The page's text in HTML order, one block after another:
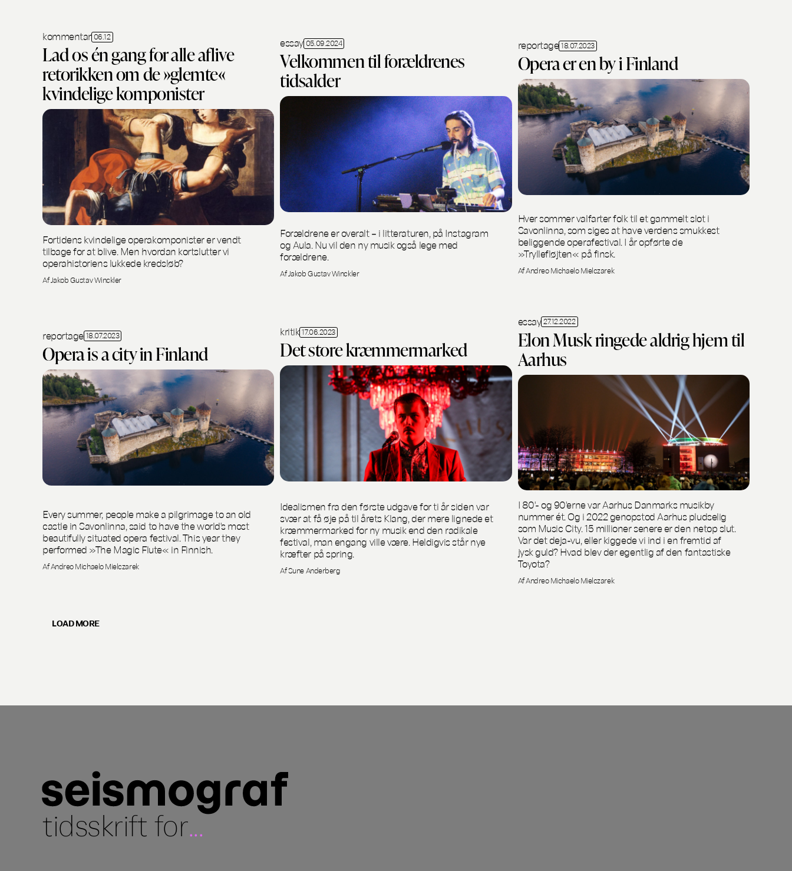
kommentar 06.12
Lad os én gang for alle aflive
retorikken om de »glemte«
kvindelige komponister
Fortidens kvindelige operakomponister er vendt
tilbage for at blive. Men hvordan kortslutter vi
operahistoriens lukkede kredsløb?
Af Jakob Gustav Winckler
essay 05.09.2024
Velkommen til forældrenes
tidsalder
Forældrene er overalt – i litteraturen, på Instagram
og Aula. Nu vil den ny musik også lege med
forældrene.
Af Jakob Gustav Winckler
reportage 18.07.2023
Opera er en by i Finland
Hver sommer valfarter folk til et gammelt slot i
Savonlinna, som siges at have verdens smukkest
beliggende operafestival. I år opførte de
»Tryllefløjten« på finsk.
Af Andreo Michaelo Mielczarek
reportage 18.07.2023
Opera is a city in Finland
Every summer, people make a pilgrimage to an old
castle in Savonlinna, said to have the world's most
beautifully situated opera festival. This year they
performed »The Magic Flute« in Finnish.
Af Andreo Michaelo Mielczarek
kritik 17.06.2023
Det store kræmmermarked
Idealismen fra den første udgave for ti år siden var
svær at få øje på til årets Klang, der mere lignede et
kræmmermarked for ny musik end den radikale
festival, man engang ville være. Heldigvis står nye
kræfter på spring.
Af Sune Anderberg
essay 27.12.2022
Elon Musk ringede aldrig hjem til
Aarhus
I 80'- og 90'erne var Aarhus Danmarks musikby
nummer ét. Og i 2022 genopstod Aarhus pludselig
som Music City. 15 millioner senere er den netop slut.
Var det deja-vu, eller kiggede vi ind i en fremtid af
jysk guld? Hvad blev der egentlig af den fantastiske
Toyota?
Af Andreo Michaelo Mielczarek
LOAD MORE
tidsskrift for...